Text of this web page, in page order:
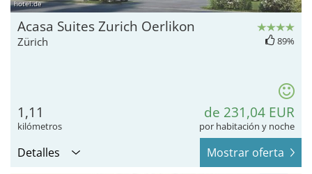
hotel.de
Acasa Suites Zurich Oerlikon
Zürich 89%
1,11
kilómetros
de 231,04 EUR
por habitación y noche
Detalles Mostrar oferta